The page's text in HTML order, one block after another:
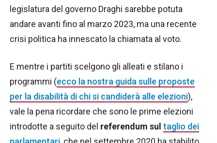
legislatura del governo Draghi sarebbe potuta
andare avanti fino al marzo 2023, ma una recente
crisi politica ha innescato la chiamata al voto.
E mentre i partiti scelgono gli alleati e stilano i
programmi (ecco la nostra guida sulle proposte
per la disabilità di chi si candiderà alle elezioni),
vale la pena ricordare che sono le prime elezioni
introdotte a seguito del referendum sul taglio dei